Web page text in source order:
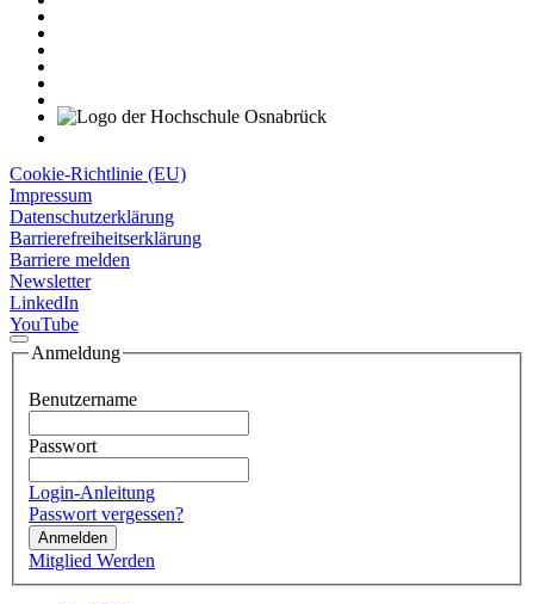
Cookie-Richtlinie (EU)
Impressum
Datenschutzerklärung
Barrierefreiheitserklärung
Barriere melden
Newsletter
LinkedIn
YouTube
Anmeldung
Benutzername
Passwort
Login-Anleitung
Passwort vergessen?
Anmelden
Mitglied Werden